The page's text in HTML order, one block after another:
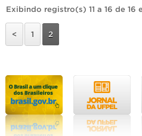
Exibindo registro(s) 11 a 16 de 16
< 1 2